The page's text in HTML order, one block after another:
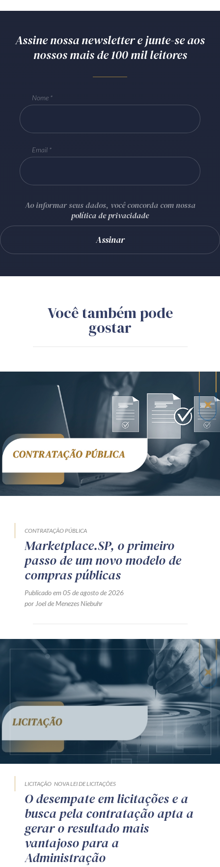
Assine nossa newsletter e junte-se aos
nossos mais de 100 mil leitores
Nome
Email
Ao informar seus dados, você concorda com nossa
política de privacidade
Você também pode
gostar
CONTRATAÇÃO PÚBLICA
Marketplace.SP, o primeiro
passo de um novo modelo de
compras públicas
Publicado em 05 de agosto de 2026
por Joel de Menezes Niebuhr
LICITAÇÃO NOVA LEI DE LICITAÇÕES
O desempate em licitações e a
busca pela contratação apta a
gerar o resultado mais
vantajoso para a
Administração